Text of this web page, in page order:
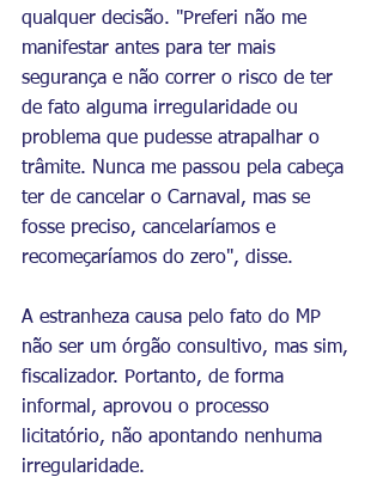
qualquer decisão. "Preferi não me
manifestar antes para ter mais
segurança e não correr o risco de ter
de fato alguma irregularidade ou
problema que pudesse atrapalhar o
trâmite. Nunca me passou pela cabeça
ter de cancelar o Carnaval, mas se
fosse preciso, cancelaríamos e
recomeçaríamos do zero", disse.
A estranheza causa pelo fato do MP
não ser um órgão consultivo, mas sim,
fiscalizador. Portanto, de forma
informal, aprovou o processo
licitatório, não apontando nenhuma
irregularidade.